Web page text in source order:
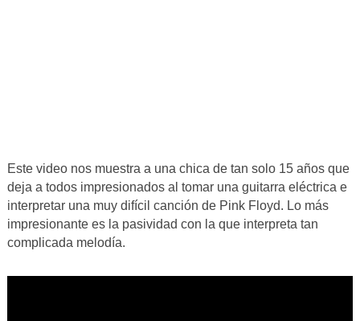
Este video nos muestra a una chica de tan solo 15 años que
deja a todos impresionados al tomar una guitarra eléctrica e
interpretar una muy difícil canción de Pink Floyd. Lo más
impresionante es la pasividad con la que interpreta tan
complicada melodía.